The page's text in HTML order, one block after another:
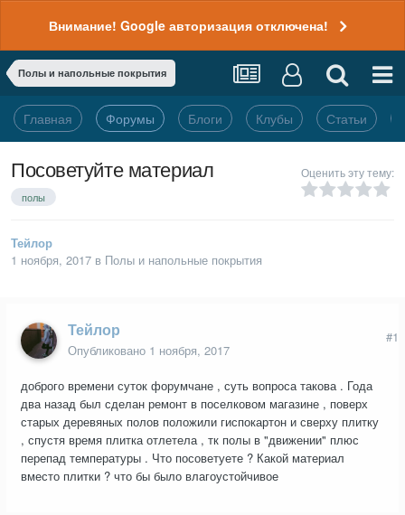
Внимание! Google авторизация отключена!
Полы и напольные покрытия
Главная Форумы Блоги Клубы Статьи
Посоветуйте материал
полы
Оценить эту тему:
Тейлор
1 ноября, 2017 в Полы и напольные покрытия
Тейлор
Опубликовано 1 ноября, 2017
#1
доброго времени суток форумчане , суть вопроса такова . Года
два назад был сделан ремонт в поселковом магазине , поверх
старых деревяных полов положили гиспокартон и сверху плитку
, спустя время плитка отлетела , тк полы в "движении" плюс
перепад температуры . Что посоветуете ? Какой материал
вместо плитки ? что бы было влагоустойчивое